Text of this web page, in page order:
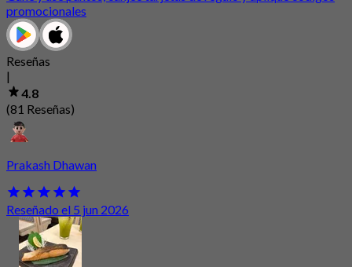
promocionales
Reseñas
|
4.8
(81 Reseñas)
Prakash Dhawan
Reseñado el 5 jun 2026